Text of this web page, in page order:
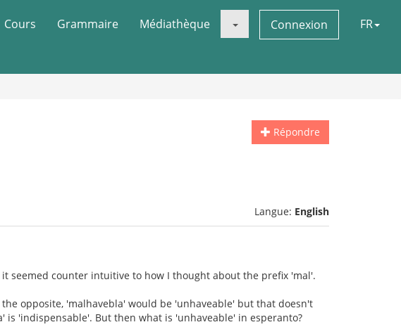
Cours Grammaire Médiathèque Connexion FR
Répondre
Langue: English
seemed counter intuitive to how I thought about the prefix 'mal'.
opposite, 'malhavebla' would be 'unhaveable' but that doesn't
'indispensable'. But then what is 'unhaveable' in esperanto?